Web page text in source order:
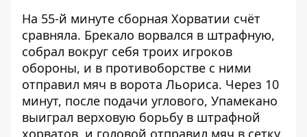
На 55-й минуте сборная Хорватии счёт
сравняла. Брекало ворвался в штрафную,
собрал вокруг себя троих игроков
обороны, и в противоборстве с ними
отправил мяч в ворота Льориса. Через 10
минут, после подачи углового, Упамекано
выиграл верховую борьбу в штрафной
хорватов, и головой отправил мяч в сетку.